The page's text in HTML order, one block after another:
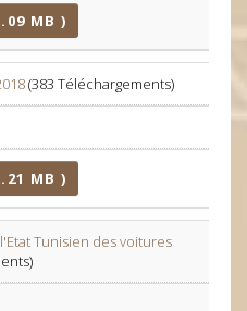
MB )
(383 Téléchargements)
MB )
Tunisien des voitures